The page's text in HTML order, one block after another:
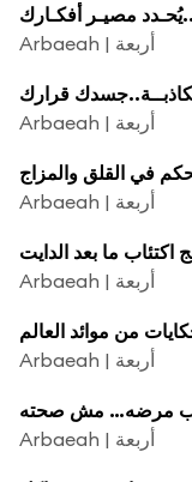
مصيـر أفكـارك
Arbaeah | أربعة
قرارك
Arbaeah | أربعة
Arbaeah | أربعة
Arbaeah | أربعة
من موائد العالم
Arbaeah | أربعة
Arbaeah | أربعة